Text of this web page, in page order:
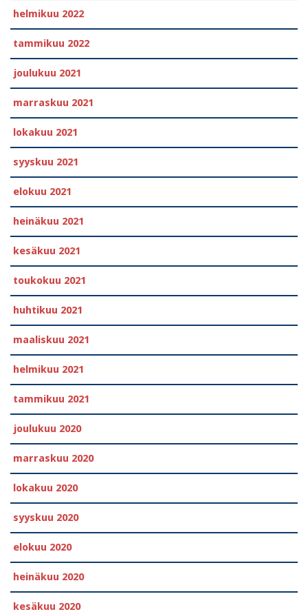
helmikuu 2022
tammikuu 2022
joulukuu 2021
marraskuu 2021
lokakuu 2021
syyskuu 2021
elokuu 2021
heinäkuu 2021
kesäkuu 2021
toukokuu 2021
huhtikuu 2021
maaliskuu 2021
helmikuu 2021
tammikuu 2021
joulukuu 2020
marraskuu 2020
lokakuu 2020
syyskuu 2020
elokuu 2020
heinäkuu 2020
kesäkuu 2020